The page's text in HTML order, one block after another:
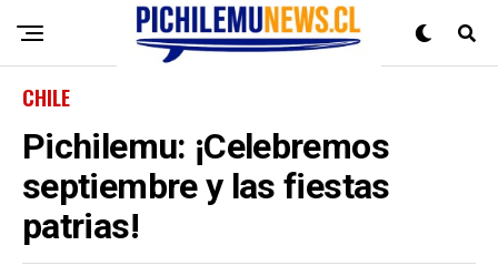
CHILE
Pichilemu: ¡Celebremos
septiembre y las fiestas
patrias!